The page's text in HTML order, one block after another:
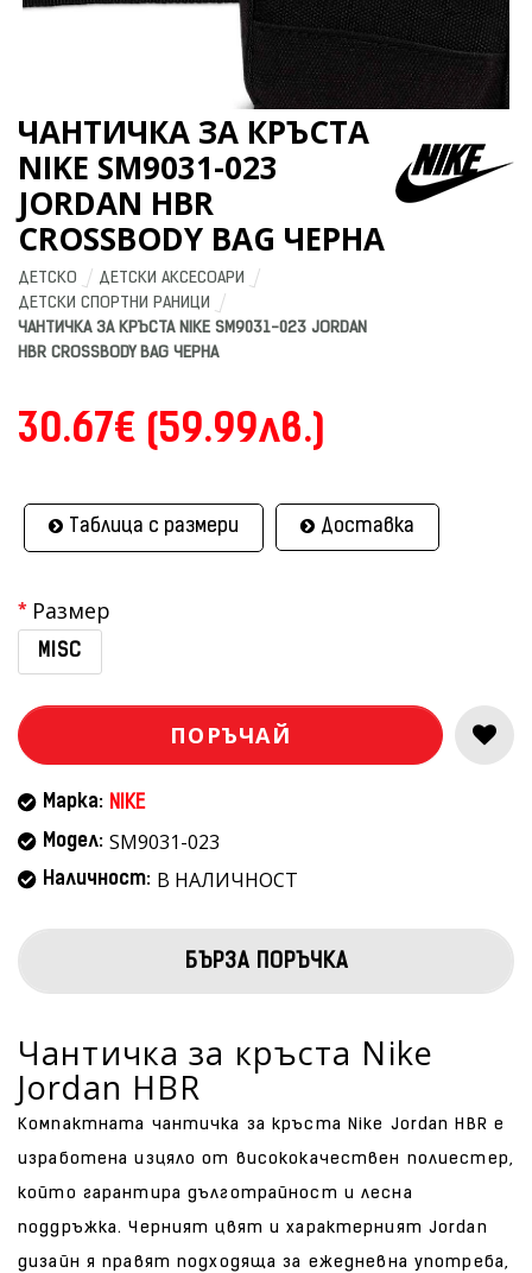
ЧАНТИЧКА ЗА КРЪСТА
NIKE SM9031-023
JORDAN HBR
CROSSBODY BAG ЧЕРНА
ДЕТСКО
ДЕТСКИ АКСЕСОАРИ
ДЕТСКИ СПОРТНИ РАНИЦИ
ЧАНТИЧКА ЗА КРЪСТА NIKE SM9031-023 JORDAN
HBR CROSSBODY BAG ЧЕРНА
30.67€ (59.99лв.)
Таблица с размери Доставка
Размер
MISC
ПОРЪЧАЙ
Марка: NIKE
Модел: SM9031-023
Наличност: В НАЛИЧНОСТ
БЪРЗА ПОРЪЧКА
Чантичка за кръста Nike
Jordan HBR
Компактната чантичка за кръста Nike Jordan HBR е
изработена изцяло от висококачествен полиестер,
който гарантира дълготрайност и лесна
поддръжка. Черният цвят и характерният Jordan
дизайн я правят подходяща за ежедневна употреба,